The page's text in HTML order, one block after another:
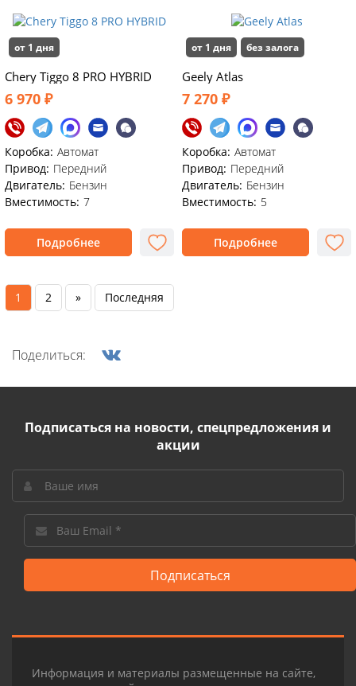
от 1 дня
Chery Tiggo 8 PRO HYBRID
6 970 ₽
Коробка: Автомат
Привод: Передний
Двигатель: Бензин
Вместимость: 7
Подробнее
от 1 дня без залога
Geely Atlas
7 270 ₽
Коробка: Автомат
Привод: Передний
Двигатель: Бензин
Вместимость: 5
Подробнее
1 2 » Последняя
Поделиться:
Подписаться на новости, спецпредложения и
акции
Подписаться
Информация и материалы размещенные на сайте,